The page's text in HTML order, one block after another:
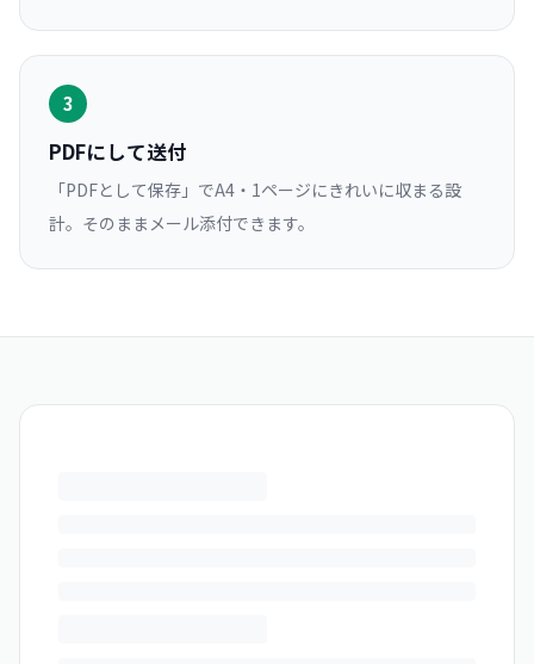
3
PDFにして送付
「PDFとして保存」でA4・1ページにきれいに収まる設
計。そのままメール添付できます。